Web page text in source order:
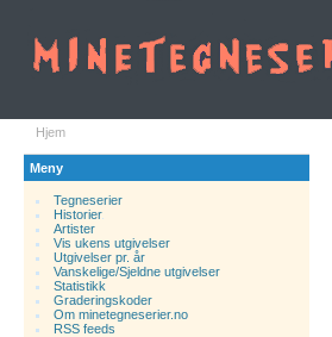
Hjem
Meny
Tegneserier
Historier.
Artister
Vis ukens utgivelser
Utgivelser pr. år
Vanskelige/Sjeldne utgivelser
Statistikk
Graderingskoder
Om minetegneserier.no
RSS feeds